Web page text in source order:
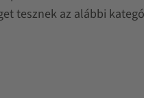
tesznek az alábbi